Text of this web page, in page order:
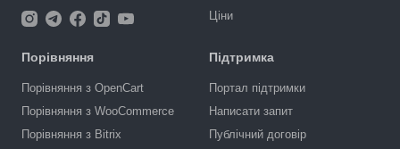
Ціни
Порівняння
Порівняння з OpenCart
Порівняння з WooCommerce
Порівняння з Bitrix
Підтримка
Портал підтримки
Написати запит
Публічний договір